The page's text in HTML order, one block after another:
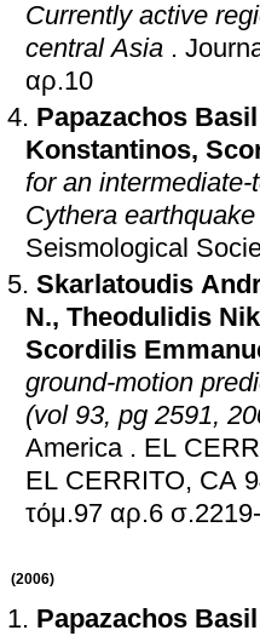
Currently active
central Asia .
αρ.10
Papazachos
Konstantinos,
for an
Cythera
Seismological
Skarlatoudis
N., Theodulidis
Scordilis
ground-motion
(vol 93, pg 2591,
America . EL
EL CERRITO, CA
τόμ.97 αρ.6
(2006)
Papazachos